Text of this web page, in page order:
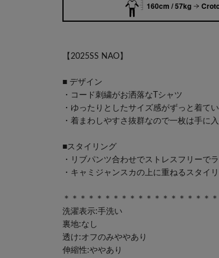
160cm / 57kg
【2025SS NAO】
■ デザイン
・コード刺繍がお洒落なTシャツ
・ゆったりとしたサイズ感がずっと着て
・着まわしやすさ抜群なので一枚は手に
■スタイリング
・リブパンツ合わせでストレスフリーで
・キャミジャンスカの上に重ねるスタイ
＊＊＊＊＊＊＊＊＊＊＊＊＊＊＊＊＊＊
洗濯表示:手洗い
裏地:なし
透け:オフのみややあり
伸縮性:ややあり